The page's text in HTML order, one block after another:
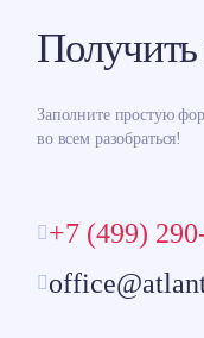
Заполните простую
во всем разобраться!
+7 (499)